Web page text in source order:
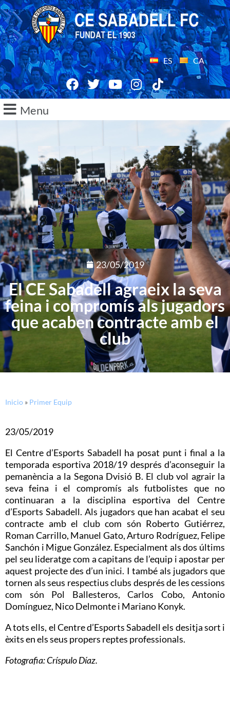
ES CA
Menu
23/05/2019
El CE Sabadell agraeix la seva
feina i compromís als jugadors
que acaben contracte amb el
club
Inicio » Primer Equip
23/05/2019
El Centre d’Esports Sabadell ha posat punt i final a la
temporada esportiva 2018/19 després d’aconseguir la
pemanència a la Segona Dvisió B. El club vol agrair la
seva feina i el compromís als futbolistes que no
continuaran a la disciplina esportiva del Centre
d’Esports Sabadell. Als jugadors que han acabat el seu
contracte amb el club com són Roberto Gutiérrez,
Roman Carrillo, Manuel Gato, Arturo Rodríguez, Felipe
Sanchón i Migue González. Especialment als dos últims
pel seu lideratge com a capitans de l’equip i apostar per
aquest projecte des d’un inici. I també als jugadors que
tornen als seus respectius clubs després de les cessions
com són Pol Ballesteros, Carlos Cobo, Antonio
Domínguez, Nico Delmonte i Mariano Konyk.
A tots ells, el Centre d’Esports Sabadell els desitja sort i
èxits en els seus propers reptes professionals.
Fotografia: Críspulo Díaz.